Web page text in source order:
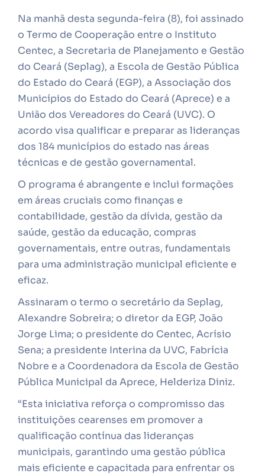
Na manhã desta segunda-feira (8), foi assinado
o Termo de Cooperação entre o Instituto
Centec, a Secretaria de Planejamento e Gestão
do Ceará (Seplag), a Escola de Gestão Pública
do Estado do Ceará (EGP), a Associação dos
Municípios do Estado do Ceará (Aprece) e a
União dos Vereadores do Ceará (UVC). O
acordo visa qualificar e preparar as lideranças
dos 184 municípios do estado nas áreas
técnicas e de gestão governamental.
O programa é abrangente e inclui formações
em áreas cruciais como finanças e
contabilidade, gestão da dívida, gestão da
saúde, gestão da educação, compras
governamentais, entre outras, fundamentais
para uma administração municipal eficiente e
eficaz.
Assinaram o termo o secretário da Seplag,
Alexandre Sobreira; o diretor da EGP, João
Jorge Lima; o presidente do Centec, Acrísio
Sena; a presidente Interina da UVC, Fabrícia
Nobre e a Coordenadora da Escola de Gestão
Pública Municipal da Aprece, Helderiza Diniz.
“Esta iniciativa reforça o compromisso das
instituições cearenses em promover a
qualificação contínua das lideranças
municipais, garantindo uma gestão pública
mais eficiente e capacitada para enfrentar os